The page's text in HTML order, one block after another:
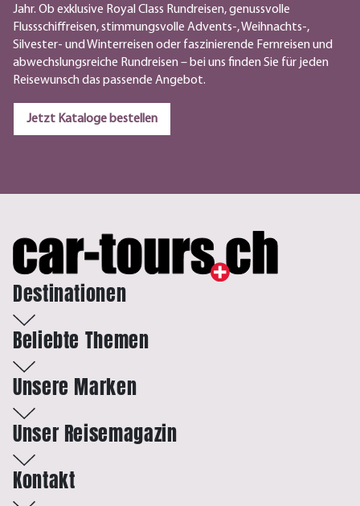
Jahr. Ob exklusive Royal Class Rundreisen, genussvolle
Flussschiffreisen, stimmungsvolle Advents-, Weihnachts-,
Silvester- und Winterreisen oder faszinierende Fernreisen und
abwechslungsreiche Rundreisen – bei uns finden Sie für jeden
Reisewunsch das passende Angebot.
Jetzt Kataloge bestellen
Destinationen
Beliebte Themen
Unsere Marken
Unser Reisemagazin
Kontakt